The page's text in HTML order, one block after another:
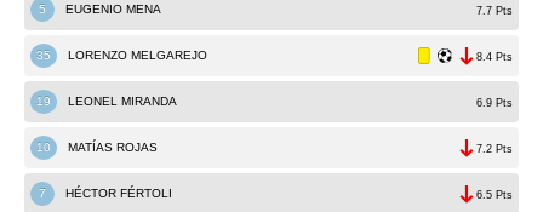
5 EUGENIO MENA 7.7 Pts
35 LORENZO MELGAREJO 8.4 Pts
19 LEONEL MIRANDA 6.9 Pts
10 MATÍAS ROJAS 7.2 Pts
7 HÉCTOR FÉRTOLI 6.5 Pts